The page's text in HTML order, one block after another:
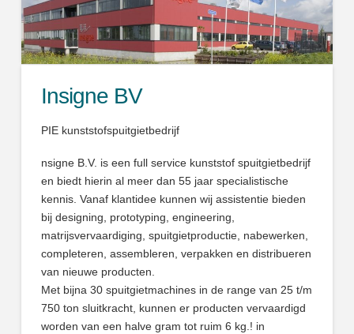
Insigne BV
PIE kunststofspuitgietbedrijf
nsigne B.V. is een full service kunststof spuitgietbedrijf
en biedt hierin al meer dan 55 jaar specialistische
kennis. Vanaf klantidee kunnen wij assistentie bieden
bij designing, prototyping, engineering,
matrijsvervaardiging, spuitgietproductie, nabewerken,
completeren, assembleren, verpakken en distribueren
van nieuwe producten.
Met bijna 30 spuitgietmachines in de range van 25 t/m
750 ton sluitkracht, kunnen er producten vervaardigd
worden van een halve gram tot ruim 6 kg.! in